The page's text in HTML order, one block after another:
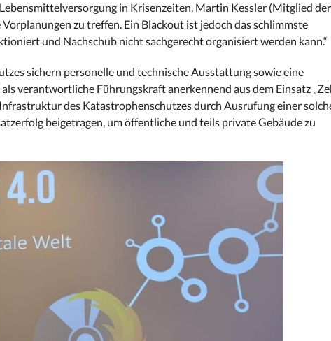
in Krisenzeiten. Martin Kessler (Mitglied der
zu treffen. Ein Blackout ist jedoch das schlimmste
und Nachschub nicht sachgerecht organisiert werden kann.“
sichern personelle und technische Ausstattung sowie eine
verantwortliche Führungskraft anerkennend aus dem Einsatz
des Katastrophenschutzes durch Ausrufung einer
beigetragen, um öffentliche und teils private Gebäude zu